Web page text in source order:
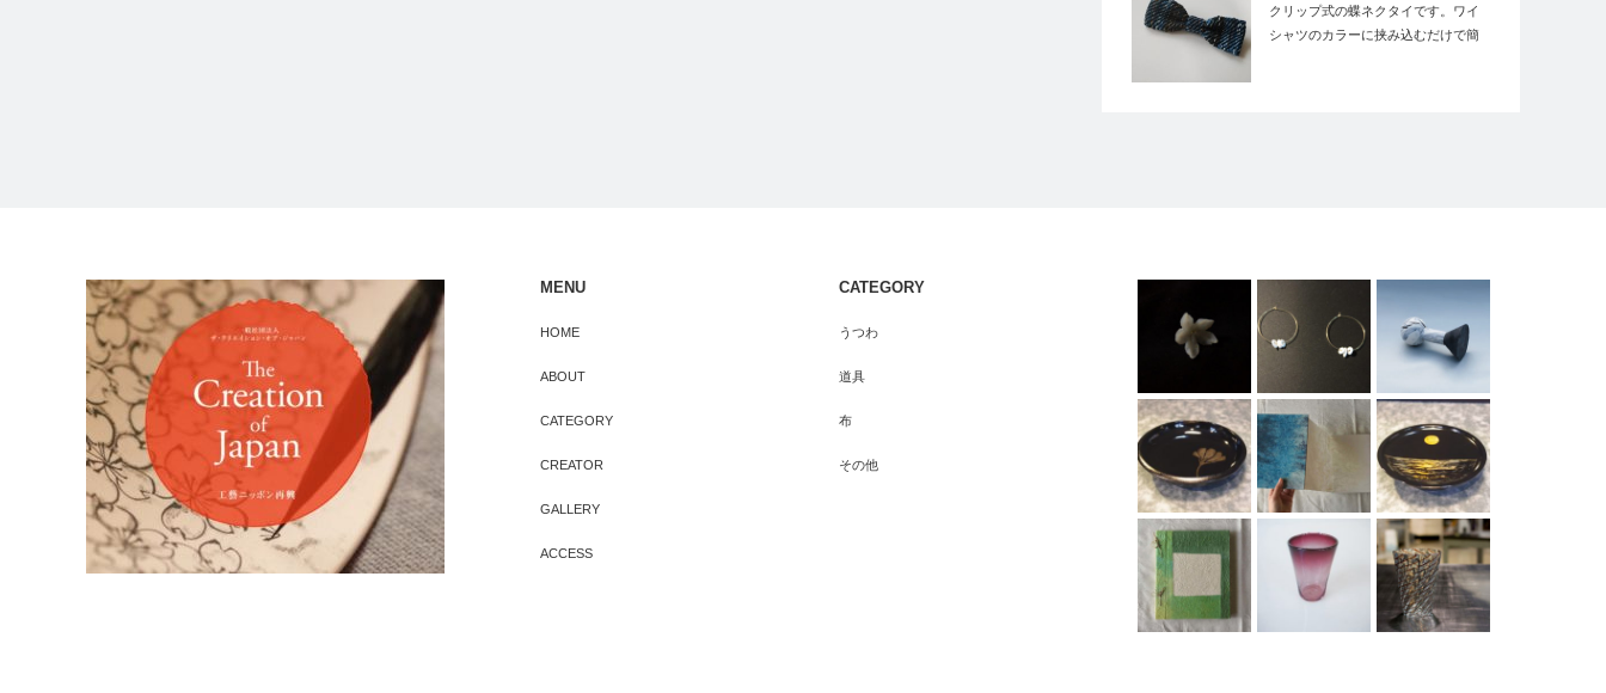
クリップ式の蝶ネクタイです。ワイ
シャツのカラーに挟み込むだけで簡
MENU
HOME
ABOUT
CATEGORY
CREATOR
GALLERY
ACCESS
CATEGORY
うつわ
道具
布
その他